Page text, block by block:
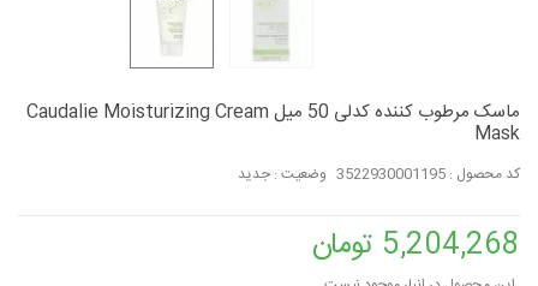
ماسک مرطوب کننده کدلی 50 میل Caudalie Moisturizing Cream
Mask
کد محصول : 3522930001195 وضعیت : جدید
5,204,268 تومان